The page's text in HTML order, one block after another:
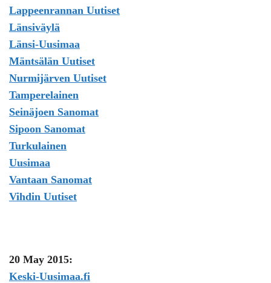
Lappeenrannan Uutiset
Länsiväylä
Länsi-Uusimaa
Mäntsälän Uutiset
Nurmijärven Uutiset
Tamperelainen
Seinäjoen Sanomat
Sipoon Sanomat
Turkulainen
Uusimaa
Vantaan Sanomat
Vihdin Uutiset
20 May 2015:
Keski-Uusimaa.fi